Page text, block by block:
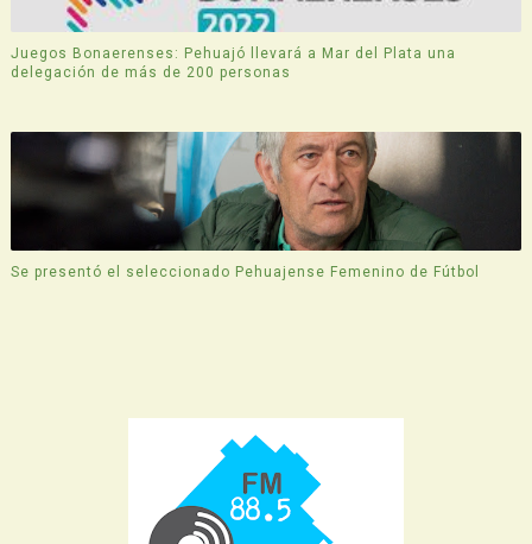
Juegos Bonaerenses: Pehuajó llevará a Mar del Plata una
delegación de más de 200 personas
Se presentó el seleccionado Pehuajense Femenino de Fútbol